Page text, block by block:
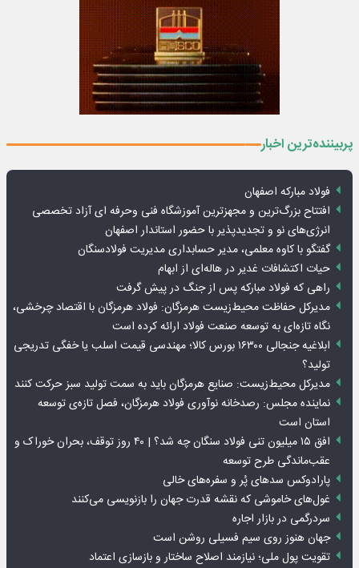
پربیننده‌ترین اخبار
فولاد مبارکه اصفهان
افتتاح بزرگ‌ترین و مجهزترین آموزشگاه فنی وحرفه ای آزاد تخصصی
انرژی‌های نو و تجدیدپذیر با حضور استاندار اصفهان
گفتگو با کاوه معلمی، مدیر حسابداری مدیریت فولادسنگان
حیات اکتشافات غدیر در هاله‌ای از ابهام
راهی که فولاد مبارکه پس از جنگ در پیش گرفت
مدیرکل حفاظت محیط‌زیست هرمزگان: فولاد هرمزگان با اقتصاد چرخشی،
نگاه تازه‌ای به توسعه صنعت فولاد ارائه کرده است
ابلاغیه جنجالی ۱۶۳۰۰ بورس کالا؛ مهندسی قیمت اسلب یا خفگی تدریجی
تولید؟
مدیرکل محیط‌زیست: صنایع هرمزگان باید به سمت تولید سبز حرکت کنند
نماینده مجلس: رصدخانه نوآوری فولاد هرمزگان، فصل تازه‌ی توسعه
استان است
افق ۱۵ میلیون تنی فولاد سنگان چه شد؟ | ۴۰ روز توقف، بحران خوراک و
عقب‌ماندگی طرح توسعه
پارادوکس سدهای پُر و سفره‌های خالی
غول‌های خاموشی که نقشه قدرت جهان را بازنویسی می‌کنند
سردرگمی در بازار اجاره
جهان هنوز روی سیم فسیلی روشن است
تقویت پول ملی؛ نیازمند اصلاح ساختار و بازسازی اعتماد